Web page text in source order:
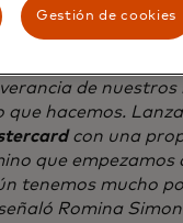
un costo
de nuestros
que hacemos.
con una
que empezamos
tenemos mucho
Romina
Gestión de cookies